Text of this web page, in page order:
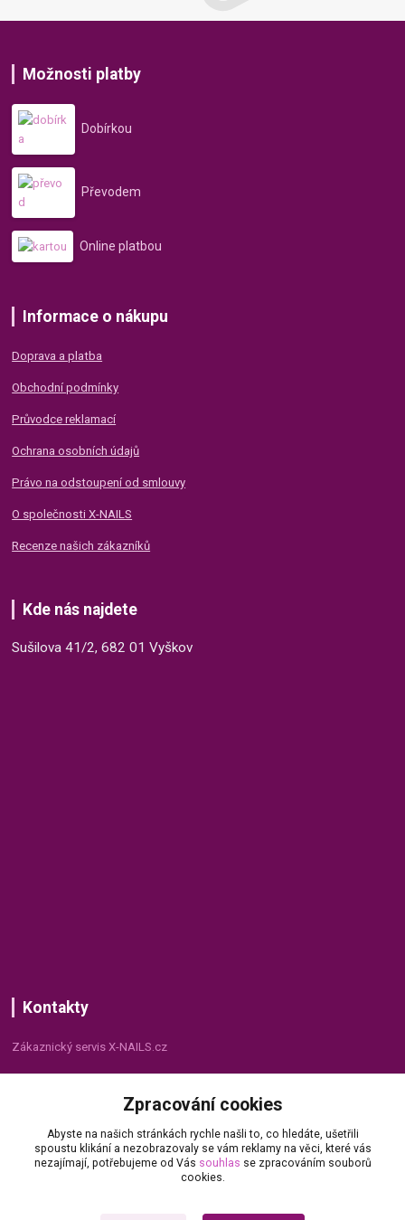
Možnosti platby
Dobírkou
Převodem
Online platbou
Informace o nákupu
Doprava a platba
Obchodní podmínky
Průvodce reklamací
Ochrana osobních údajů
Právo na odstoupení od smlouvy
O společnosti X-NAILS
Recenze našich zákazníků
Kde nás najdete
Sušilova 41/2, 682 01 Vyškov
Kontakty
Zákaznický servis X-NAILS.cz
+420 735 055 075
info@x-nails.cz
Zpracování cookies
Abyste na našich stránkách rychle našli to, co hledáte, ušetřili
spoustu klikání a nezobrazovaly se vám reklamy na věci, které vás
nezajímají, potřebujeme od Vás souhlas se zpracováním souborů
cookies.